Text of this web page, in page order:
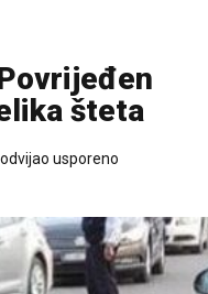
šteta
usporeno